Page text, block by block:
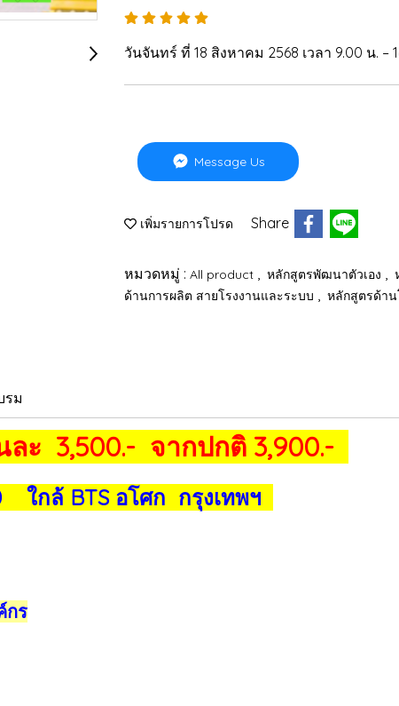
วันจันทร์ ที่ 18 สิงหาคม 2568 เวลา 9.00 น. –
Message Us
เพิ่มรายการโปรด Share
หมวดหมู่ : All product หลักสูตรพัฒนาตัวเอง
ด้านการผลิต สายโรงงานและระบบ
หลักสูตรด้าน
รม
ะ 3,500.- จากปกติ 3,900.-
ใกล้ BTS อโศก กรุงเทพฯ
กร